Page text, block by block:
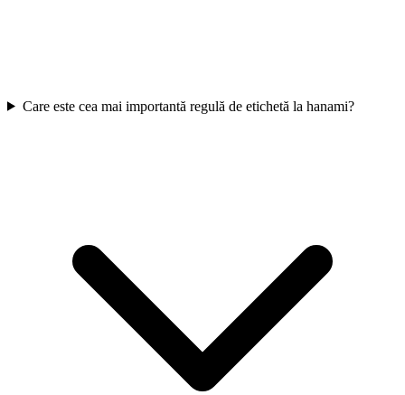
Care este cea mai importantă regulă de etichetă la hanami?